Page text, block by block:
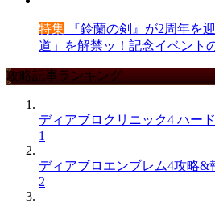
特集 『鈴蘭の剣』が2周年を
道」を解禁ッ！記念イベント
攻略記事ランキング
ディアブロクリニック4 ハー
1
ディアブロエンブレム4攻略&
2